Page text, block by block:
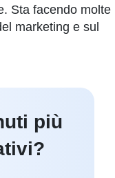
Sta facendo molte
marketing e sul
più